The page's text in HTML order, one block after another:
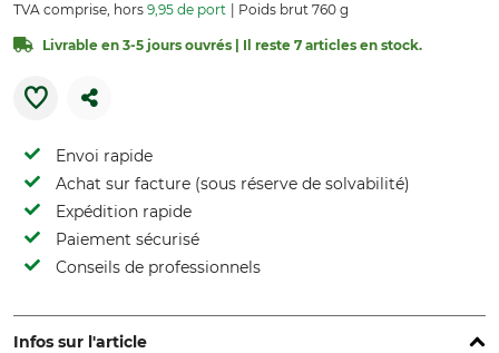
TVA comprise, hors 9,95 de port Poids brut 760 g
Livrable en 3-5 jours ouvrés | Il reste 7 articles en stock.
Envoi rapide
Achat sur facture (sous réserve de solvabilité)
Expédition rapide
Paiement sécurisé
Conseils de professionnels
Infos sur l'article